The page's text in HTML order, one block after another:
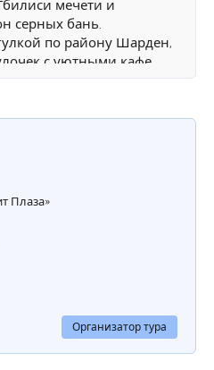
мечети и
серных бань.
по району Шарден,
с уютными кафе,
сувенирными лавками,
Сиони, базилику
а затем перейдите
Рике. На трамвае мы
Плаза»
Организатор тура